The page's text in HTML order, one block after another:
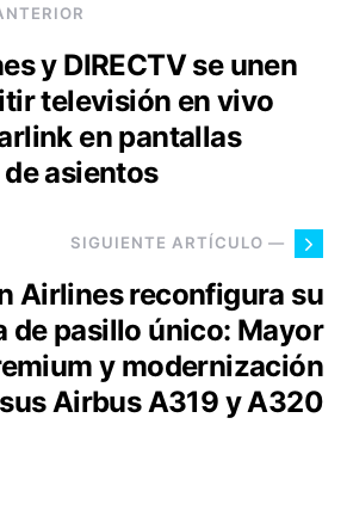
y DIRECTV se unen
televisión en vivo
en pantallas
asientos
SIGUIENTE ARTÍCULO —
Airlines reconfigura su
de pasillo único: Mayor
y modernización
Airbus A319 y A320